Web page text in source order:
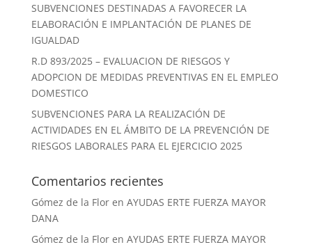
SUBVENCIONES DESTINADAS A FAVORECER LA
ELABORACIÓN E IMPLANTACIÓN DE PLANES DE
IGUALDAD
R.D 893/2025 – EVALUACION DE RIESGOS Y
ADOPCION DE MEDIDAS PREVENTIVAS EN EL EMPLEO
DOMESTICO
SUBVENCIONES PARA LA REALIZACIÓN DE
ACTIVIDADES EN EL ÁMBITO DE LA PREVENCIÓN DE
RIESGOS LABORALES PARA EL EJERCICIO 2025
Comentarios recientes
Gómez de la Floren AYUDAS ERTE FUERZA MAYOR
DANA
Gómez de la Floren AYUDAS ERTE FUERZA MAYOR